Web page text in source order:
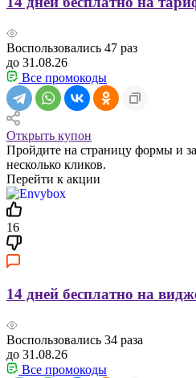
Воспользовались 47 раз
до 31.08.26
Все промокоды
Открыть купон
Пройдите на страницу формы и
несколько кликов.
Перейти к акции
16
14 дней бесплатно на
Воспользовались 34 раза
до 31.08.26
Все промокоды